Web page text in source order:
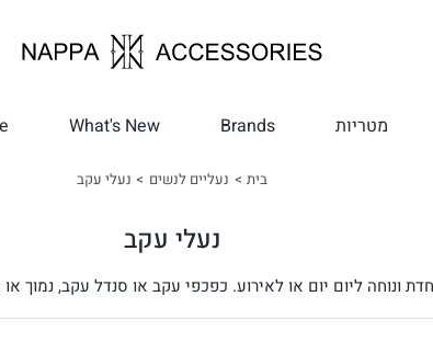
מטריות Brands
What's New
בית נעליים לנשים נעלי עקב
נעלי עקב
ונוחה ליום יום או לאירוע. כפכפי עקב או סנדל עקב, נמוך